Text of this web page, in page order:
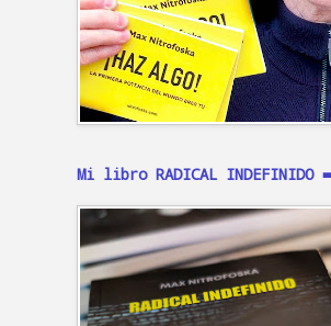
Mi libro RADICAL